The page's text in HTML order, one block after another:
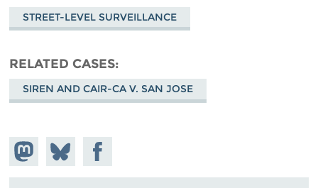
STREET-LEVEL SURVEILLANCE
RELATED CASES
SIREN AND CAIR-CA V. SAN JOSE
Share on
Mastodon
Share
on
Bluesky
Share on
Facebook